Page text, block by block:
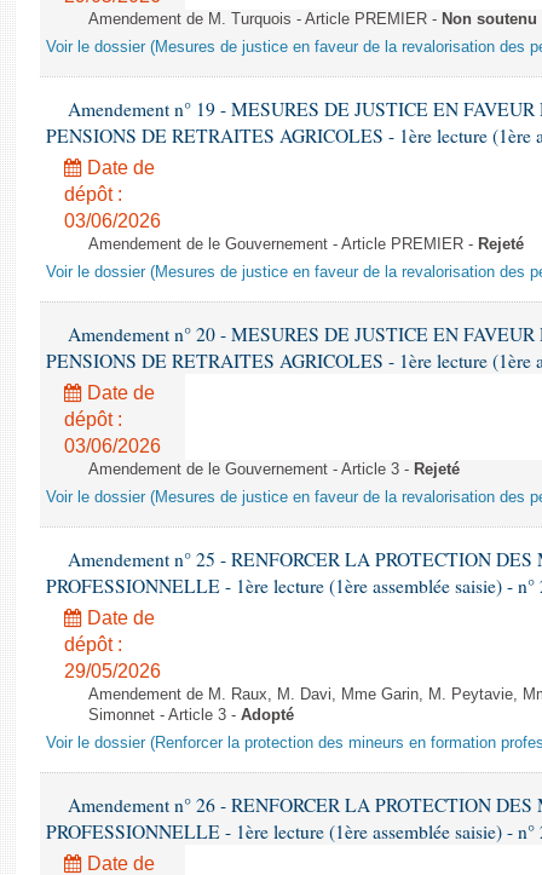
Amendement de M. Turquois - Article PREMIER - Non soutenu
Voir le dossier (Mesures de justice en faveur de la revalorisation des
Amendement n° 19 - MESURES DE JUSTICE EN
PENSIONS DE RETRAITES AGRICOLES - 1ère lecture (1ère
Date de
dépôt :
03/06/2026
Amendement de le Gouvernement - Article PREMIER - Rejeté
Voir le dossier (Mesures de justice en faveur de la revalorisation des
Amendement n° 20 - MESURES DE JUSTICE EN
PENSIONS DE RETRAITES AGRICOLES - 1ère lecture (1ère
Date de
dépôt :
03/06/2026
Amendement de le Gouvernement - Article 3 - Rejeté
Voir le dossier (Mesures de justice en faveur de la revalorisation des
Amendement n° 25 - RENFORCER LA PROTECTION
PROFESSIONNELLE - 1ère lecture (1ère assemblée saisie) - n°
Date de
dépôt :
29/05/2026
Amendement de M. Raux, M. Davi, Mme Garin, M. Peytavie,
Simonnet - Article 3 - Adopté
Voir le dossier (Renforcer la protection des mineurs en formation
Amendement n° 26 - RENFORCER LA PROTECTION
PROFESSIONNELLE - 1ère lecture (1ère assemblée saisie) - n°
Date de